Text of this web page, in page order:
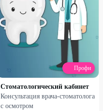
Профи
Стоматологический кабинет
Консультация врача-стоматолога
с осмотром